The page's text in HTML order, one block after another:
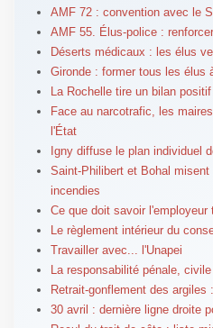
AMF 72 : convention avec le
AMF 55. Élus-police :
Déserts médicaux : les élus
Gironde : former tous les élus
La Rochelle tire un bilan
Face au narcotrafic, les
l'État
Igny diffuse le plan individuel
Saint-Philibert et Bohal
incendies
Ce que doit savoir l'employeur
Le règlement intérieur du
Travailler avec... l'Unapei
La responsabilité pénale,
Retrait-gonflement des argiles
30 avril : dernière ligne droite